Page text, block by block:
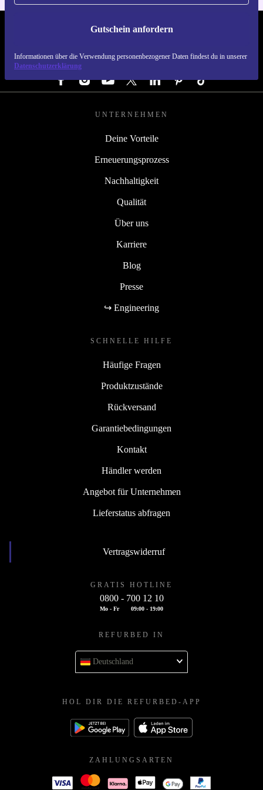
Gutschein anfordern
Informationen über die Verwendung personenbezogener Daten findest du in unserer
Datenschutzerklärung
REFURBED DEUTSCHLAND - RETHINK NEW.
FOLGE UNS
UNTERNEHMEN
Deine Vorteile
Erneuerungsprozess
Nachhaltigkeit
Qualität
Über uns
Karriere
Blog
Presse
↪ Engineering
SCHNELLE HILFE
Häufige Fragen
Produktzustände
Rückversand
Garantiebedingungen
Kontakt
Händler werden
Angebot für Unternehmen
Lieferstatus abfragen
Vertragswiderruf
GRATIS HOTLINE
0800 - 700 12 10
Mo - Fr 09:00 - 19:00
REFURBED IN
Deutschland
HOL DIR DIE REFURBED-APP
ZAHLUNGSARTEN